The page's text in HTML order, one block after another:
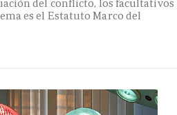
del conflicto, los facultativos
es el Estatuto Marco del